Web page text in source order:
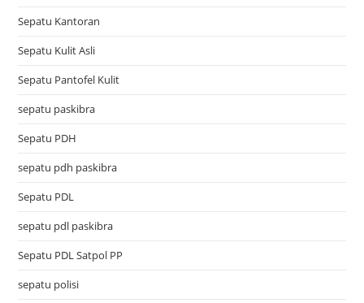
Sepatu Kantoran
Sepatu Kulit Asli
Sepatu Pantofel Kulit
sepatu paskibra
Sepatu PDH
sepatu pdh paskibra
Sepatu PDL
sepatu pdl paskibra
Sepatu PDL Satpol PP
sepatu polisi